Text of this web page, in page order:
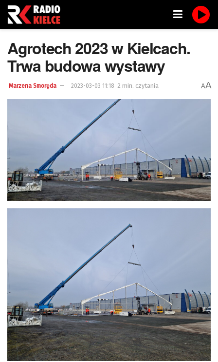
Agrotech 2023 w Kielcach.
Trwa budowa wystawy
Marzena Smoręda 2023-03-03 11:18 2 min. czytania AA